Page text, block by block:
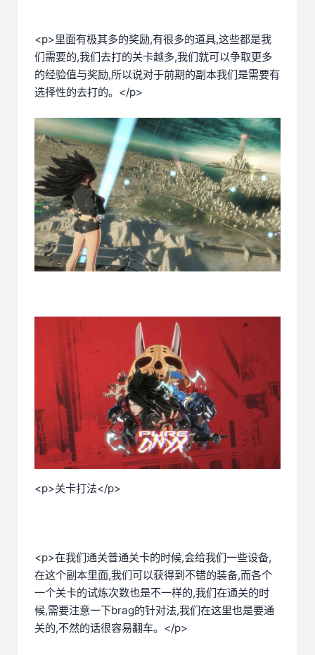
<p>里面有极其多的奖励,有很多的道具,这些都是我
们需要的,我们去打的关卡越多,我们就可以争取更多
的经验值与奖励,所以说对于前期的副本我们是需要有
选择性的去打的。</p>
<p>关卡打法</p>
<p>在我们通关普通关卡的时候,会给我们一些设备,
在这个副本里面,我们可以获得到不错的装备,而各个
一个关卡的试炼次数也是不一样的,我们在通关的时
候,需要注意一下brag的针对法,我们在这里也是要通
关的,不然的话很容易翻车。</p>